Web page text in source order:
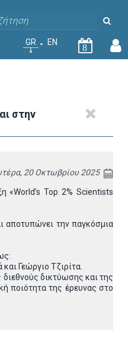
GR EN
8
στην
20 Οκτωβρίου 2025
«World’s Top 2% Scientists
αποτυπώνει την παγκόσμια
Γεώργιο Τζιρίτα.
δικτύωσης και της
ποιότητα της έρευνας στο